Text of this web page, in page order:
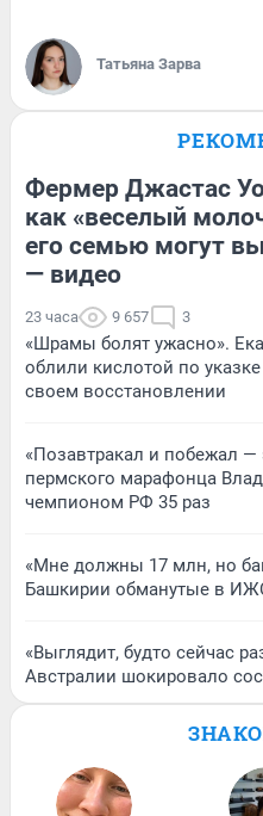
Татьяна Зарва
Фермер Джастас
как «веселый
его семью могут
— видео
23 часа 9 657 3
«Шрамы болят ужасно».
облили кислотой по
своем восстановлении
«Позавтракал и побежал —
пермского марафонца
чемпионом РФ 35 раз
«Мне должны 17 млн, но
Башкирии обманутые в
«Выглядит, будто сейчас
Австралии шокировало